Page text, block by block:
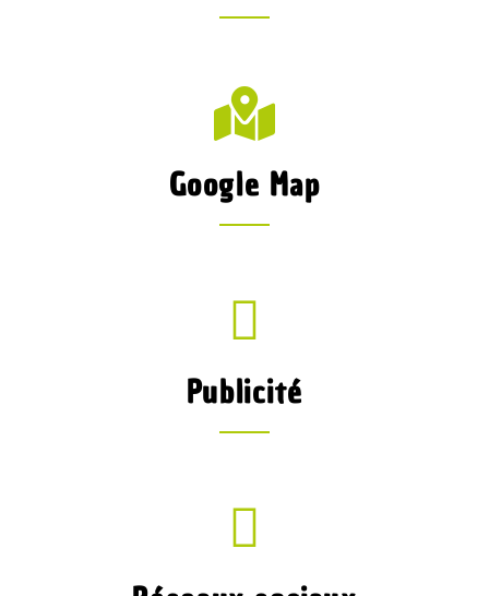
Google Map
Publicité